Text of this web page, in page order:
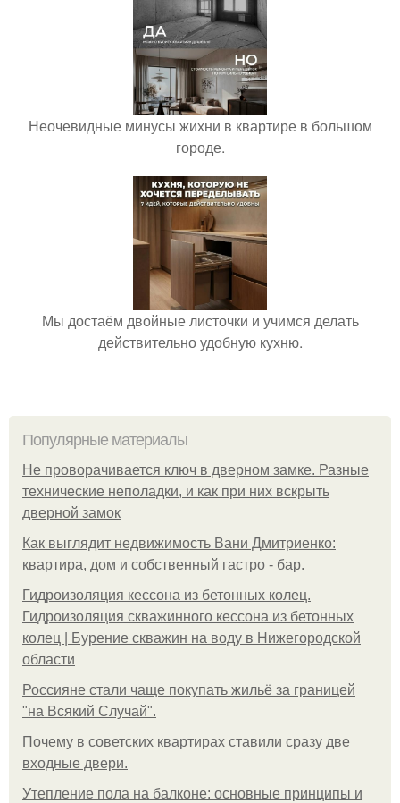
Неочевидные минусы жихни в квартире в большом
городе.
Мы достаём двойные листочки и учимся делать
действительно удобную кухню.
Популярные материалы
Не проворачивается ключ в дверном замке. Разные
технические неполадки, и как при них вскрыть
дверной замок
Как выглядит недвижимость Вани Дмитриенко:
квартира, дом и собственный гастро - бар.
Гидроизоляция кессона из бетонных колец.
Гидроизоляция скважинного кессона из бетонных
колец | Бурение скважин на воду в Нижегородской
области
Россияне стали чаще покупать жильё за границей
"на Всякий Случай".
Почему в советских квартирах ставили сразу две
входные двери.
Утепление пола на балконе: основные принципы и